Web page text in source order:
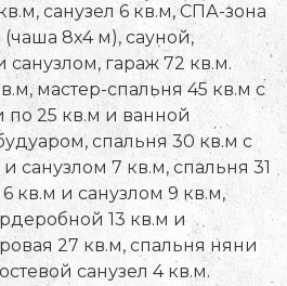
санузел 6 кв.м, СПА-зона
8х4 м), сауной,
гараж 72 кв.м.
мастер-спальня 45 кв.м с
25 кв.м и ванной
спальня 30 кв.м с
санузлом 7 кв.м, спальня 31
кв.м и санузлом 9 кв.м,
13 кв.м и
27 кв.м, спальня няни
санузел 4 кв.м.